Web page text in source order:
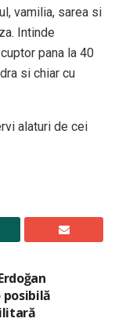
vamilia, sarea si
Intinde
pana la 40
si chiar cu
alaturi de cei
posibilă